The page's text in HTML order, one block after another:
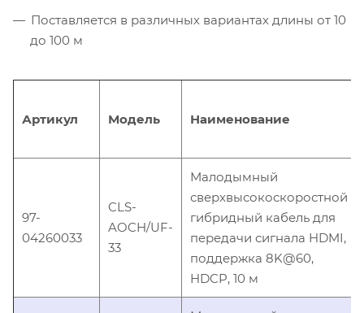
Поставляется в различных вариантах длины от 10
до 100 м
Артикул Модель Наименование
97-
04260033
CLS-
AOCH/UF-
33
Малодымный
сверхвысокоскоростной
гибридный кабель для
передачи сигнала HDMI,
поддержка 8K@60,
HDCP, 10 м